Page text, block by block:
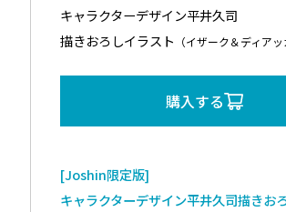
キャラクターデザイン平井久司
描きおろしイラスト （イザーク＆ディアッ
購入する
[Joshin限定版]
キャラクターデザイン平井久司描きお